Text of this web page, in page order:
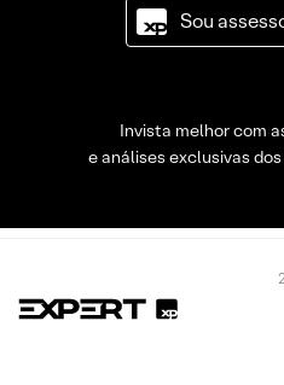
Sou
Invista melhor com
e análises exclusivas